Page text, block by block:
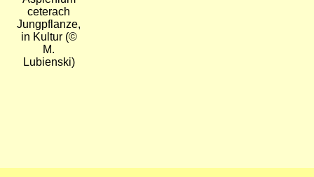
Jungpflanze,
in Kultur (©
M.
Lubienski)